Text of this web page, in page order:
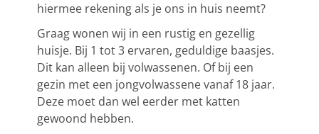
hiermee rekening als je ons in huis neemt?
Graag wonen wij in een rustig en gezellig
huisje. Bij 1 tot 3 ervaren, geduldige baasjes.
Dit kan alleen bij volwassenen. Of bij een
gezin met een jongvolwassene vanaf 18 jaar.
Deze moet dan wel eerder met katten
gewoond hebben.